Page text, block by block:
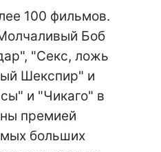
100 фильмов.
Боб
"Секс, ложь
Шекспир" и
и "Чикаго" в
премией
больших